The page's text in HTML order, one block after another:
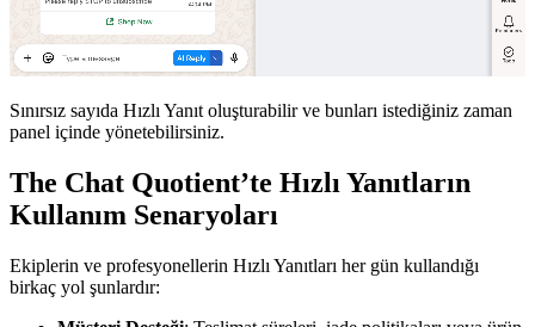
Sınırsız sayıda Hızlı Yanıt oluşturabilir ve bunları istediğiniz zaman
panel içinde yönetebilirsiniz.
The Chat Quotient’te Hızlı Yanıtların
Kullanım Senaryoları
Ekiplerin ve profesyonellerin Hızlı Yanıtları her gün kullandığı
birkaç yol şunlardır: